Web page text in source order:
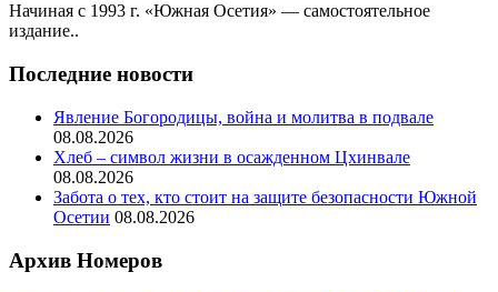
Начиная с 1993 г. «Южная Осетия» — самостоятельное
издание..
Последние новости
Явление Богородицы, война и молитва в подвале
08.08.2026
Хлеб – символ жизни в осажденном Цхинвале
08.08.2026
Забота о тех, кто стоит на защите безопасности Южной
Осетии 08.08.2026
Архив Номеров